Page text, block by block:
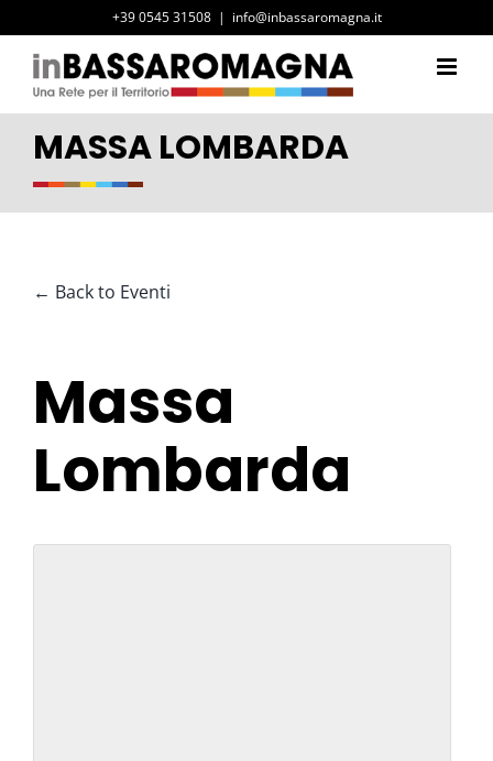
al
contenuto
+39 0545 31508 | info@inbassaromagna.it
MASSA LOMBARDA
← Back to Eventi
Massa
Lombarda